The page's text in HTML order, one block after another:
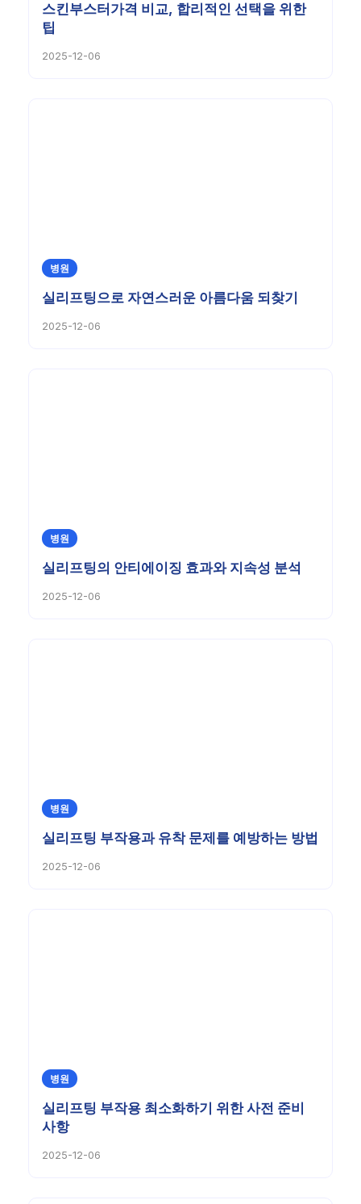
스킨부스터가격 비교, 합리적인 선택을 위한
팁
2025-12-06
병원
실리프팅으로 자연스러운 아름다움 되찾기
2025-12-06
병원
실리프팅의 안티에이징 효과와 지속성 분석
2025-12-06
병원
실리프팅 부작용과 유착 문제를 예방하는 방법
2025-12-06
병원
실리프팅 부작용 최소화하기 위한 사전 준비
사항
2025-12-06